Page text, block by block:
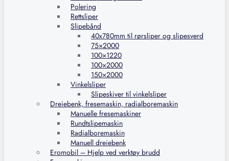
Polering
Rettsliper
Slipebånd
40x780mm til rørsliper og slipesverd
75×2000
100×1220
100×2000
150×2000
Vinkelsliper
Slipeskiver til vinkelsliper
Dreiebenk, fresemaskin, radialboremaskin
Manuelle fresemaskiner
Rundtslipemaskin
Radialboremaskin
Manuell dreiebenk
Eromobil – Hjelp ved verktøy brudd